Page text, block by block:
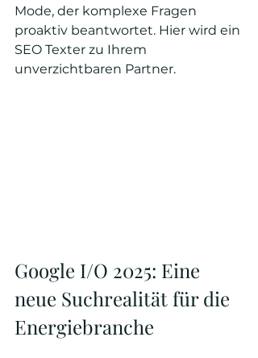
Mode, der komplexe Fragen
proaktiv beantwortet. Hier wird ein
SEO Texter zu Ihrem
unverzichtbaren Partner.
Google I/O 2025: Eine
neue Suchrealität für die
Energiebranche